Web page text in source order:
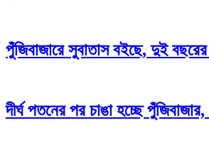
পুঁজিবাজারে সুবাতাস বইছে, দুই
দীর্ঘ পতনের পর চাঙা হচ্ছে